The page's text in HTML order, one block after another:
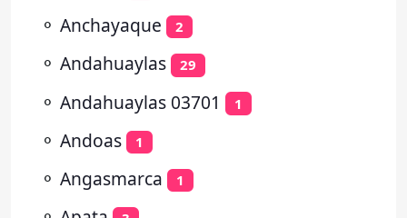
⚬ Anchayaque 2
⚬ Andahuaylas 29
⚬ Andahuaylas 03701 1
⚬ Andoas 1
⚬ Angasmarca 1